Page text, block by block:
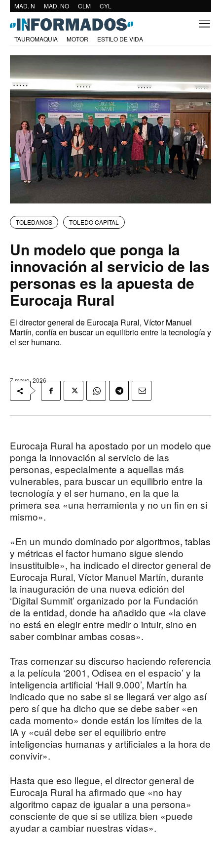
MAD. N MAD. NO CLM CYL
TAUROMAQUIA MOTOR ESTILO DE VIDA
TOLEDANOS TOLEDO CAPITAL
Un modelo que ponga la
innovación al servicio de las
personas es la apuesta de
Eurocaja Rural
El director general de Eurocaja Rural, Víctor Manuel
Martín, confía en buscar un equilibrio entre la tecnología y
el ser humano.
7 mayo, 2026
Eurocaja Rural ha apostado por un modelo que
ponga la innovación al servicio de las
personas, especialmente a aquellas más
vulnerables, para buscar un equilibrio entre la
tecnología y el ser humano, en la que la
primera sea «una herramienta y no un fin en si
mismo».
«En un mundo dominado por algoritmos, tablas
y métricas el factor humano sigue siendo
insustituible», ha indicado el director general de
Eurocaja Rural, Víctor Manuel Martín, durante
la inauguración de una nueva edición del
‘Digital Summit’ organizado por la Fundación
de la entidad, donde ha añadido que «la clave
no está en elegir entre medir o intuir, sino en
saber combinar ambas cosas».
Tras comenzar su discurso haciendo referencia
a la película ‘2001, Odisea en el espacio’ y la
inteligencia artificial ‘Hall 9.000’, Martín ha
indicado que no sabe si se llegará ver algo así
pero sí que ha dicho que se debe saber «en
cada momento» donde están los límites de la
IA y «cuál debe ser el equilibrio entre
inteligencias humanas y artificiales a la hora de
convivir».
Hasta que eso llegue, el director general de
Eurocaja Rural ha afirmado que «no hay
algoritmo capaz de igualar a una persona»
consciente de que si se utiliza bien «puede
ayudar a cambiar nuestras vidas».